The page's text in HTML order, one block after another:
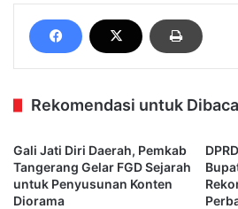
Rekomendasi untuk Dibaca
Gali Jati Diri Daerah, Pemkab
Tangerang Gelar FGD Sejarah
untuk Penyusunan Konten
Diorama